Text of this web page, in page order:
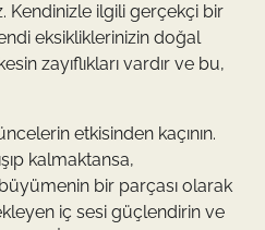
Kendinizle ilgili gerçekçi bir
eksikliklerinizin doğal
zayıflıkları vardır ve bu,
etkisinden kaçının.
kalmaktansa,
bir parçası olarak
iç sesi güçlendirin ve